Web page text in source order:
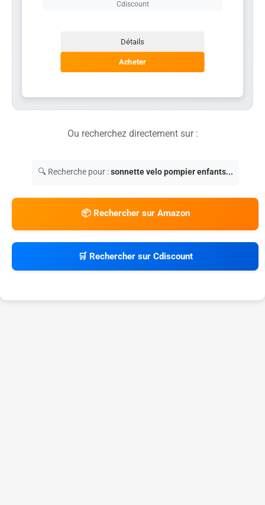
Cdiscount
Détails
Acheter
Ou recherchez directement sur :
🔍 Recherche pour :sonnette velo pompier enfants...
📦 Rechercher sur Amazon
🛒 Rechercher sur Cdiscount